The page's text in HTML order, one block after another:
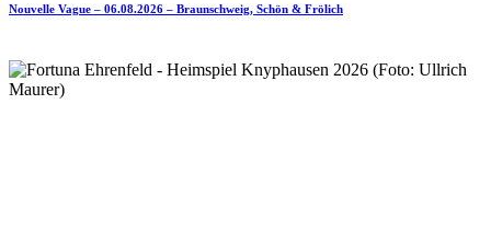
Nouvelle Vague – 06.08.2026 – Braunschweig, Schön & Frölich